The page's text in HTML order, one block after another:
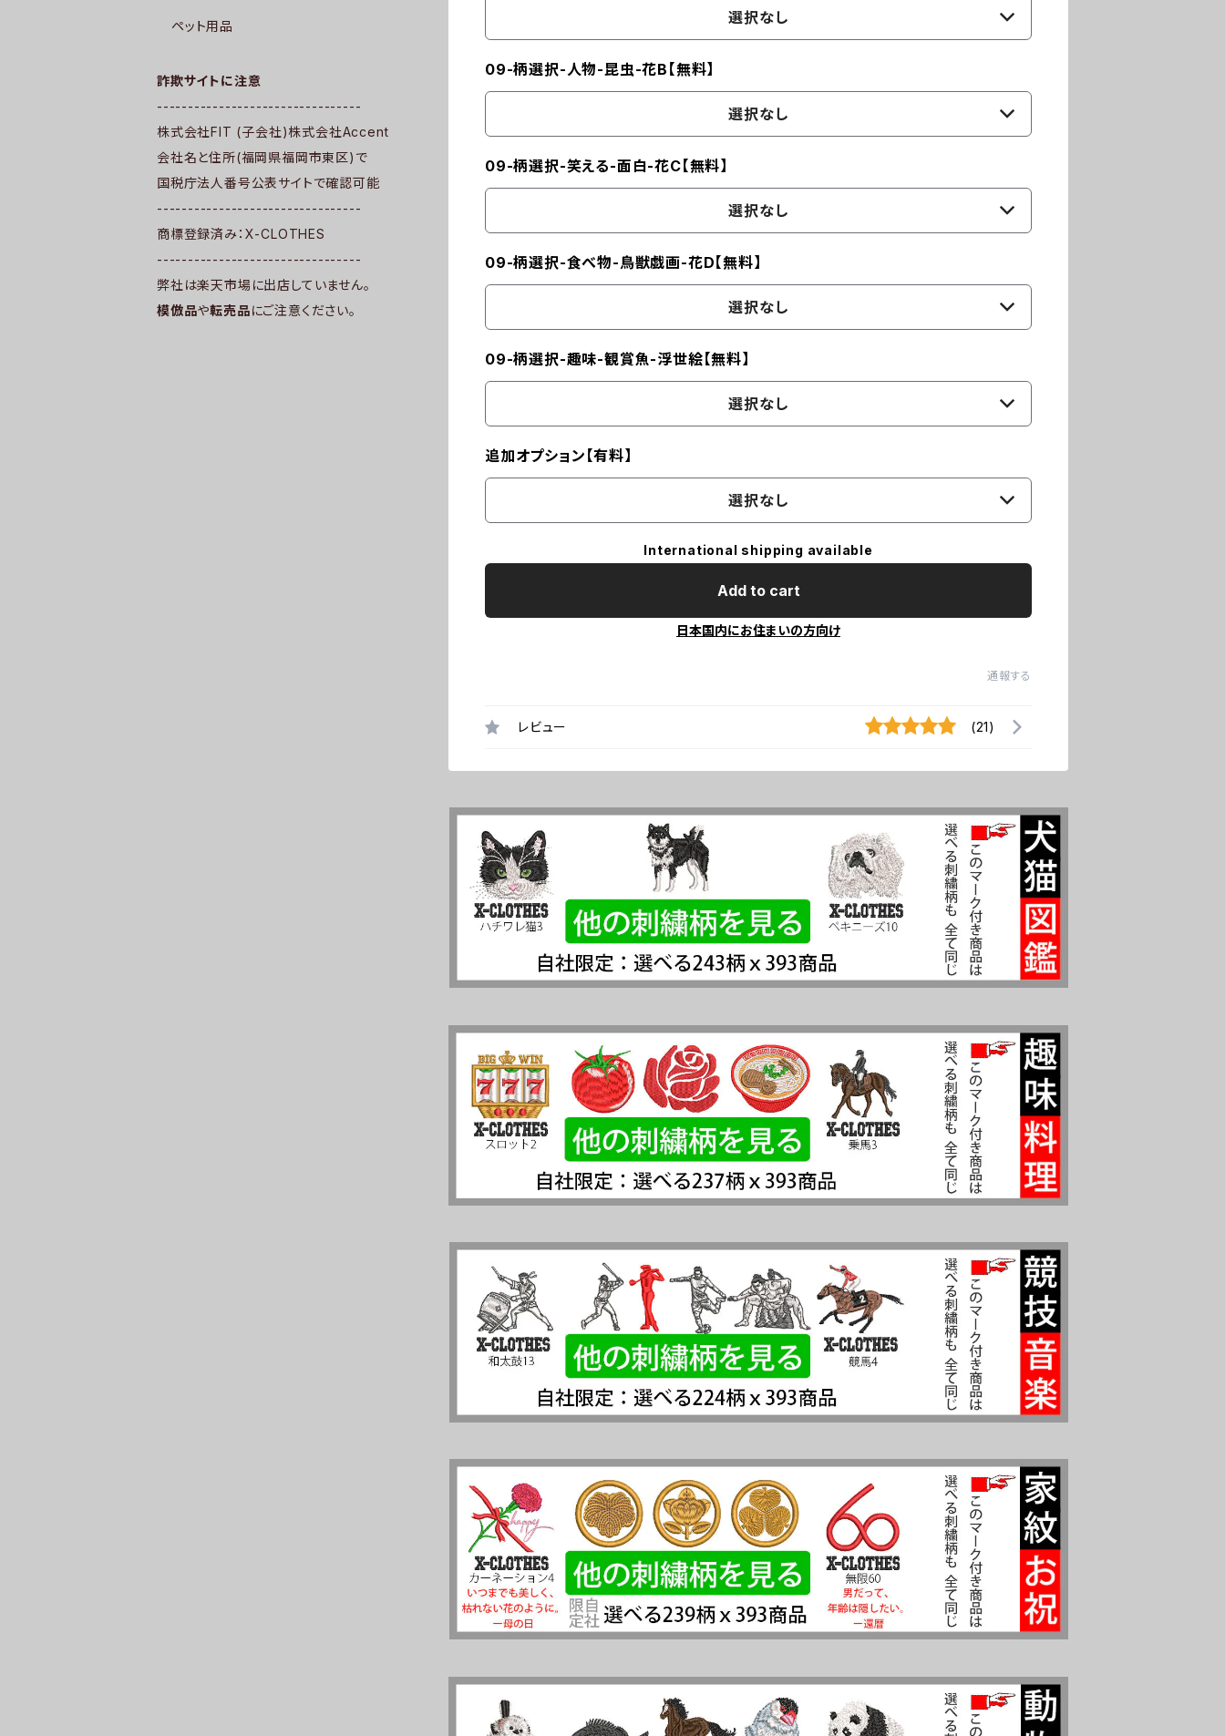
選択なし
09-柄選択-人物-昆虫-花B【無料】
選択なし
09-柄選択-笑える-面白-花C【無料】
選択なし
09-柄選択-食べ物-鳥獣戯画-花D【無料】
選択なし
09-柄選択-趣味-観賞魚-浮世絵【無料】
選択なし
追加オプション【有料】
選択なし
International shipping available
Add to cart
日本国内にお住まいの方向け
通報する
レビュー (21)
ペット用品
詐欺サイトに注意
---------------------------------
株式会社FIT (子会社)株式会社Accent
会社名と住所(福岡県福岡市東区)で
国税庁法人番号公表サイトで確認可能
---------------------------------
商標登録済み：X-CLOTHES
---------------------------------
弊社は楽天市場に出店していません。
模倣品や転売品にご注意ください。